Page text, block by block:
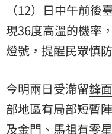
（12）日中午前後
現36度高溫的機率
燈號，提醒民眾慎
今明兩日受滯留鋒面
部地區有局部短暫
及金門、馬祖有零